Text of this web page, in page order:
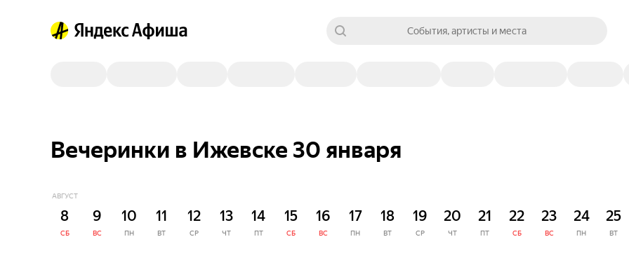
События, артисты и места
Вечеринки в Ижевске 30 января
АВГУСТ
8
СБ
9
ВС
10
ПН
11
ВТ
12
СР
13
ЧТ
14
ПТ
15
СБ
16
ВС
17
ПН
18
ВТ
19
СР
20
ЧТ
21
ПТ
22
СБ
23
ВС
24
ПН
25
ВТ